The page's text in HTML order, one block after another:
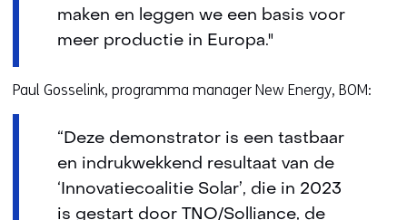
maken en leggen we een basis voor
meer productie in Europa."
Paul Gosselink, programma manager New Energy, BOM:
“Deze demonstrator is een tastbaar
en indrukwekkend resultaat van de
‘Innovatiecoalitie Solar’, die in 2023
is gestart door TNO/Solliance, de